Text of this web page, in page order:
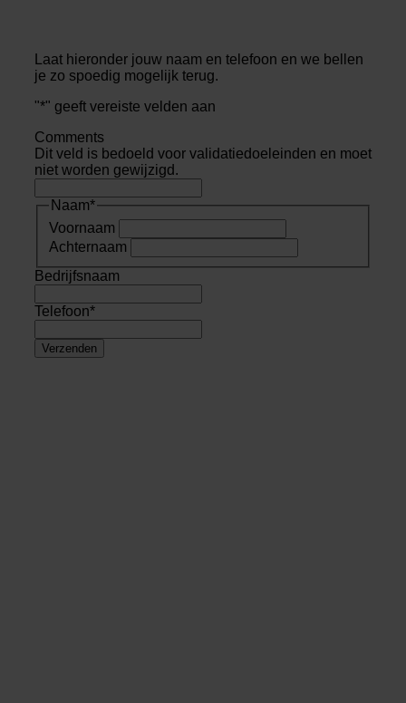
Laat hieronder jouw naam en telefoon en we bellen
je zo spoedig mogelijk terug.
"*" geeft vereiste velden aan
Comments
Dit veld is bedoeld voor validatiedoeleinden en moet
niet worden gewijzigd.
Naam*
Voornaam
Achternaam
Bedrijfsnaam
Telefoon*